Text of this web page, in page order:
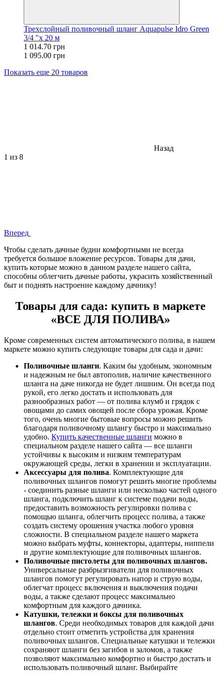
Трехслойный поливочный шланг Aquapulse Idro Green
3/4 "x 20 м
1 014.70 грн
1 095.00 грн
Показать еще 20 товаров
Назад
1 из 8
Вперед
Чтобы сделать дачные будни комфортными не всегда
требуется большое вложение ресурсов. Товары для дачи,
купить которые можно в данном разделе нашего сайта,
способны облегчить дачные работы, украсить хозяйственный
быт и поднять настроение каждому дачнику!
Товары для сада: купить в маркете
«ВСЕ ДЛЯ ПОЛИВА»
Кроме современных систем автоматического полива, в нашем
маркете можно купить следующие товары для сада и дачи:
Поливочные шланги. Каким бы удобным, экономным
и надежным не был автополив, наличие качественного
шланга на даче никогда не будет лишним. Он всегда под
рукой, его легко достать и использовать для
разнообразных работ — от полива клумб и грядок с
овощами до самих овощей после сбора урожая. Кроме
того, очень многие бытовые вопросы можно решить
благодаря поливочному шлангу быстро и максимально
удобно. Купить качественные шланги можно в
специальном разделе нашего сайта — все шланги
устойчивы к высоким и низким температурам
окружающей среды, легки в хранении и эксплуатации.
Аксессуары для полива. Комплектующие для
поливочных шлангов помогут решить многие проблемы
- соединить разные шланги или несколько частей одного
шланга, подключить шланг к системе подачи воды,
предоставить возможность регулировки полива с
помощью шланга, облегчить процесс полива, а также
создать систему орошения участка любого уровня
сложности. В специальном разделе нашего маркета
можно выбрать муфты, коннекторы, адаптеры, ниппели
и другие комплектующие для поливочных шлангов.
Поливочные пистолеты для поливочных шлангов.
Универсальные разбрызгиватели для поливочных
шлангов помогут регулировать напор и струю воды,
облегчат процесс включения и выключения подачи
воды, а также сделают процесс максимально
комфортным для каждого дачника.
Катушки, тележки и боксы для поливочных
шлангов. Среди необходимых товаров для каждой дачи
отдельно стоит отметить устройства для хранения
поливочных шлангов. Специальные катушки и тележки
сохраняют шланги без загибов и заломов, а также
позволяют максимально комфортно и быстро достать и
использовать поливочный шланг. Выбирайте